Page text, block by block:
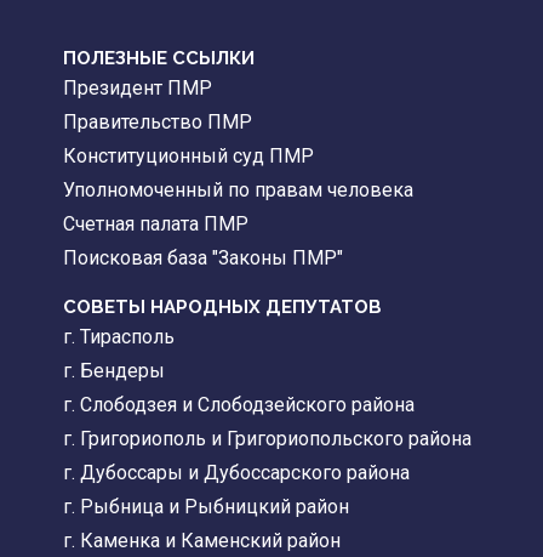
ПОЛЕЗНЫЕ ССЫЛКИ
Президент ПМР
Правительство ПМР
Конституционный суд ПМР
Уполномоченный по правам человека
Счетная палата ПМР
Поисковая база "Законы ПМР"
СОВЕТЫ НАРОДНЫХ ДЕПУТАТОВ
г. Тирасполь
г. Бендеры
г. Слободзея и Слободзейского района
г. Григориополь и Григориопольского района
г. Дубоссары и Дубоссарского района
г. Рыбница и Рыбницкий район
г. Каменка и Каменский район